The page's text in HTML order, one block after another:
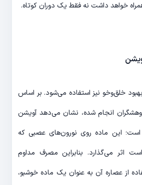
خواهد داشت نه فقط یک دوران کوتاه.
خلق‌وخو نیز استفاده می‌شود. بر اساس
انجام شده، نشان می‌دهد آویشن
است؛ این ماده روی نورون‌های عصبی که
اثر می‌گذارد. بنابراین مصرف مداوم
از عصاره آن به عنوان یک ماده خوشبو،